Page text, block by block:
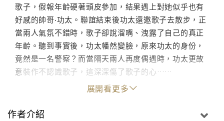
歌子，假報年齡硬著頭皮參加，結果遇上對她似乎也有
好感的帥哥‧功太。聯誼結束後功太還邀歌子去散步，正
當兩人氣氛不錯時，歌子卻說溜嘴、洩露了自己的真正
年齡。聽到事實後，功太幡然變臉，原來功太的身份，
竟然是一名警察？而當隔天兩人再度偶遇時，功太更故
意裝作不認識歌子，這深深傷了歌子的心……
展開看更多
作者介紹